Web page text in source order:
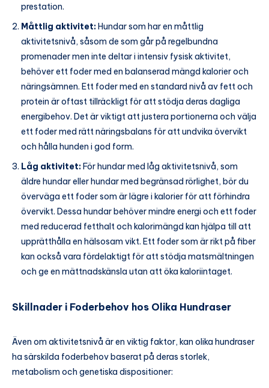
prestation.
Måttlig aktivitet:Hundar som har en måttlig
aktivitetsnivå, såsom de som går på regelbundna
promenader men inte deltar i intensiv fysisk aktivitet,
behöver ett foder med en balanserad mängd kalorier och
näringsämnen. Ett foder med en standard nivå av fett och
protein är oftast tillräckligt för att stödja deras dagliga
energibehov. Det är viktigt att justera portionerna och välja
ett foder med rätt näringsbalans för att undvika övervikt
och hålla hunden i god form.
Låg aktivitet:För hundar med låg aktivitetsnivå, som
äldre hundar eller hundar med begränsad rörlighet, bör du
överväga ett foder som är lägre i kalorier för att förhindra
övervikt. Dessa hundar behöver mindre energi och ett foder
med reducerad fetthalt och kalorimängd kan hjälpa till att
upprätthålla en hälsosam vikt. Ett foder som är rikt på fiber
kan också vara fördelaktigt för att stödja matsmältningen
och ge en mättnadskänsla utan att öka kaloriintaget.
Skillnader i Foderbehov hos Olika Hundraser
Även om aktivitetsnivå är en viktig faktor, kan olika hundraser
ha särskilda foderbehov baserat på deras storlek,
metabolism och genetiska dispositioner: